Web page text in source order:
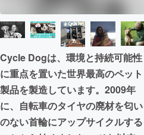
CAMPFIRE for Social
CAMPFIREふるさと納税
Cycle Dogは、環境と持続可能性
に重点を置いた世界最高のペット
製品を製造しています。2009年
に、自転車のタイヤの廃材を匂い
のない首輪にアップサイクルする